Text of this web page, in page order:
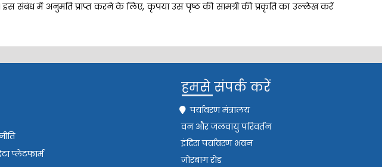
संबंध में अनुमति प्राप्त करने के लिए, कृपया उस पृष्ठ की सामग्री की प्रकृति का उल्लेख करें
प्लेटफार्म
हमसे संपर्क करें
पर्यावरण मंत्रालय
वन और जलवायु परिवर्तन
इंदिरा पर्यावरण भवन
जोरबाग रोड